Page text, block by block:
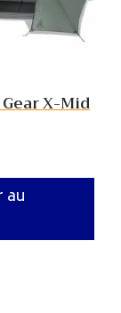
X-Mid
au